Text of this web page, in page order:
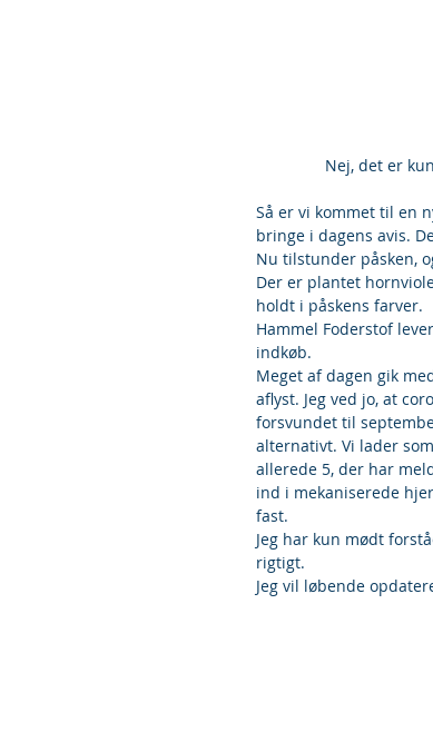
Nej, det er
Så er vi kommet til en
bringe i dagens avis.
Nu tilstunder påsken,
Der er plantet
holdt i påskens farver.
Hammel Foderstof
indkøb.
Meget af dagen gik
aflyst. Jeg ved jo, at
forsvundet til
alternativt. Vi lader
allerede 5, der har
ind i mekaniserede
fast.
Jeg har kun mødt
rigtigt.
Jeg vil løbende